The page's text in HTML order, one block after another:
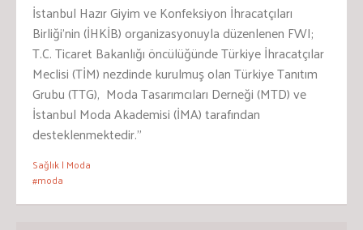
İstanbul Hazır Giyim ve Konfeksiyon İhracatçıları
Birliği’nin (İHKİB) organizasyonuyla düzenlenen FWI;
T.C. Ticaret Bakanlığı öncülüğünde Türkiye İhracatçılar
Meclisi (TİM) nezdinde kurulmuş olan Türkiye Tanıtım
Grubu (TTG), Moda Tasarımcıları Derneği (MTD) ve
İstanbul Moda Akademisi (İMA) tarafından
desteklenmektedir.”
Sağlık | Moda
#moda